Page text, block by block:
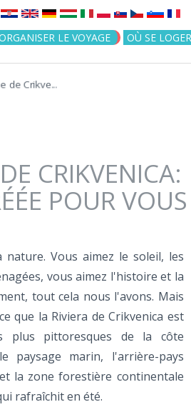
to navigation
LE VOYAGE OÙ SE LOGER
de Crikve...
CRIKVENICA:
POUR VOUS
nature. Vous aimez le soleil, les
vous aimez l'histoire et la
tout cela nous l'avons. Mais
que la Riviera de Crikvenica est
plus pittoresques de la côte
paysage marin, l'arrière-pays
la zone forestière continentale
rafraîchit en été.